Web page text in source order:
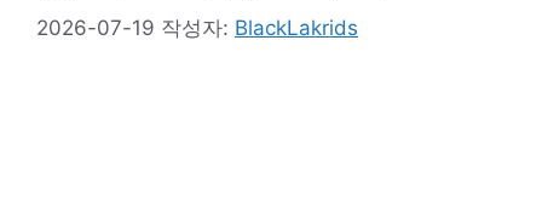
2026-07-19 작성자: BlackLakrids